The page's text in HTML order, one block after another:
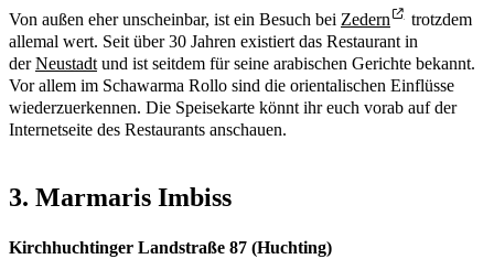
Von außen eher unscheinbar, ist ein Besuch bei Zedern
trotzdem
allemal wert. Seit über 30 Jahren existiert das Restaurant in
derNeustadt und ist seitdem für seine arabischen Gerichte bekannt.
Vor allem im Schawarma Rollo sind die orientalischen Einflüsse
wiederzuerkennen. Die Speisekarte könnt ihr euch vorab auf der
Internetseite des Restaurants anschauen.
3. Marmaris Imbiss
Kirchhuchtinger Landstraße 87 (Huchting)